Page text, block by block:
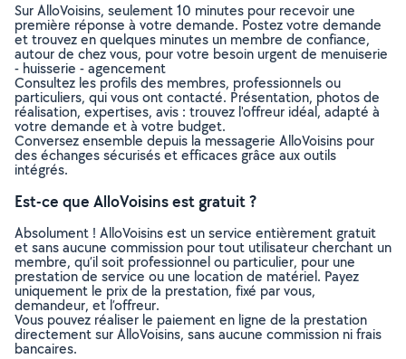
Sur AlloVoisins, seulement 10 minutes pour recevoir une
première réponse à votre demande. Postez votre demande
et trouvez en quelques minutes un membre de confiance,
autour de chez vous, pour votre besoin urgent de menuiserie
- huisserie - agencement
Consultez les profils des membres, professionnels ou
particuliers, qui vous ont contacté. Présentation, photos de
réalisation, expertises, avis : trouvez l'offreur idéal, adapté à
votre demande et à votre budget.
Conversez ensemble depuis la messagerie AlloVoisins pour
des échanges sécurisés et efficaces grâce aux outils
intégrés.
Est-ce que AlloVoisins est gratuit ?
Absolument ! AlloVoisins est un service entièrement gratuit
et sans aucune commission pour tout utilisateur cherchant un
membre, qu’il soit professionnel ou particulier, pour une
prestation de service ou une location de matériel. Payez
uniquement le prix de la prestation, fixé par vous,
demandeur, et l’offreur.
Vous pouvez réaliser le paiement en ligne de la prestation
directement sur AlloVoisins, sans aucune commission ni frais
bancaires.